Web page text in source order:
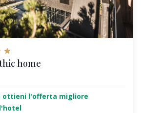
home
ottieni l'offerta migliore